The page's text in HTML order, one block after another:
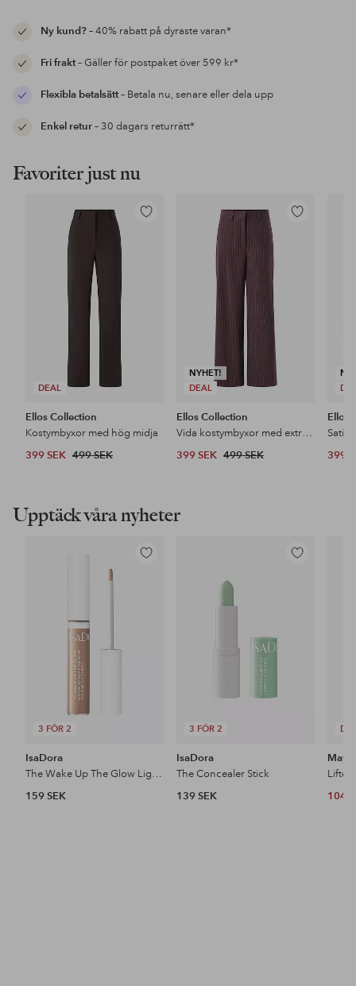
Ny kund?– 40% rabatt på dyraste varan*
Fri frakt– Gäller för postpaket över 599 kr*
Flexibla betalsätt– Betala nu, senare eller dela upp
Enkel retur– 30 dagars returrätt*
Favoriter just nu
DEAL
Lägg
Ellos Collection
Kostymbyxor med hög midja
399 SEK 499 SEK
NYHET!
DEAL
Lägg
Ellos Collection
Vida kostymbyxor med extra hög midja
399 SEK 499 SEK
Ellos
399
Upptäck våra nyheter
3 FÖR 2
Lägg
IsaDora
The Wake Up The Glow Lightweight Radiant Concealer
159 SEK
3 FÖR 2
Lägg
IsaDora
The Concealer Stick
139 SEK
104